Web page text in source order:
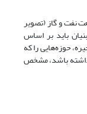
نفت و گاز (تصویر
باید بر اساس
حوزه‌هایی را که
داشته باشد، مشخص